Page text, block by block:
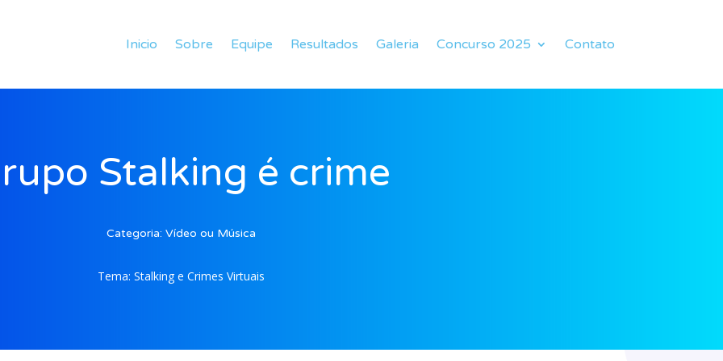
Inicio Sobre Equipe Resultados Galeria Concurso 2025 Contato
Stalking é crime
Categoria: Vídeo ou Música
Tema: Stalking e Crimes Virtuais